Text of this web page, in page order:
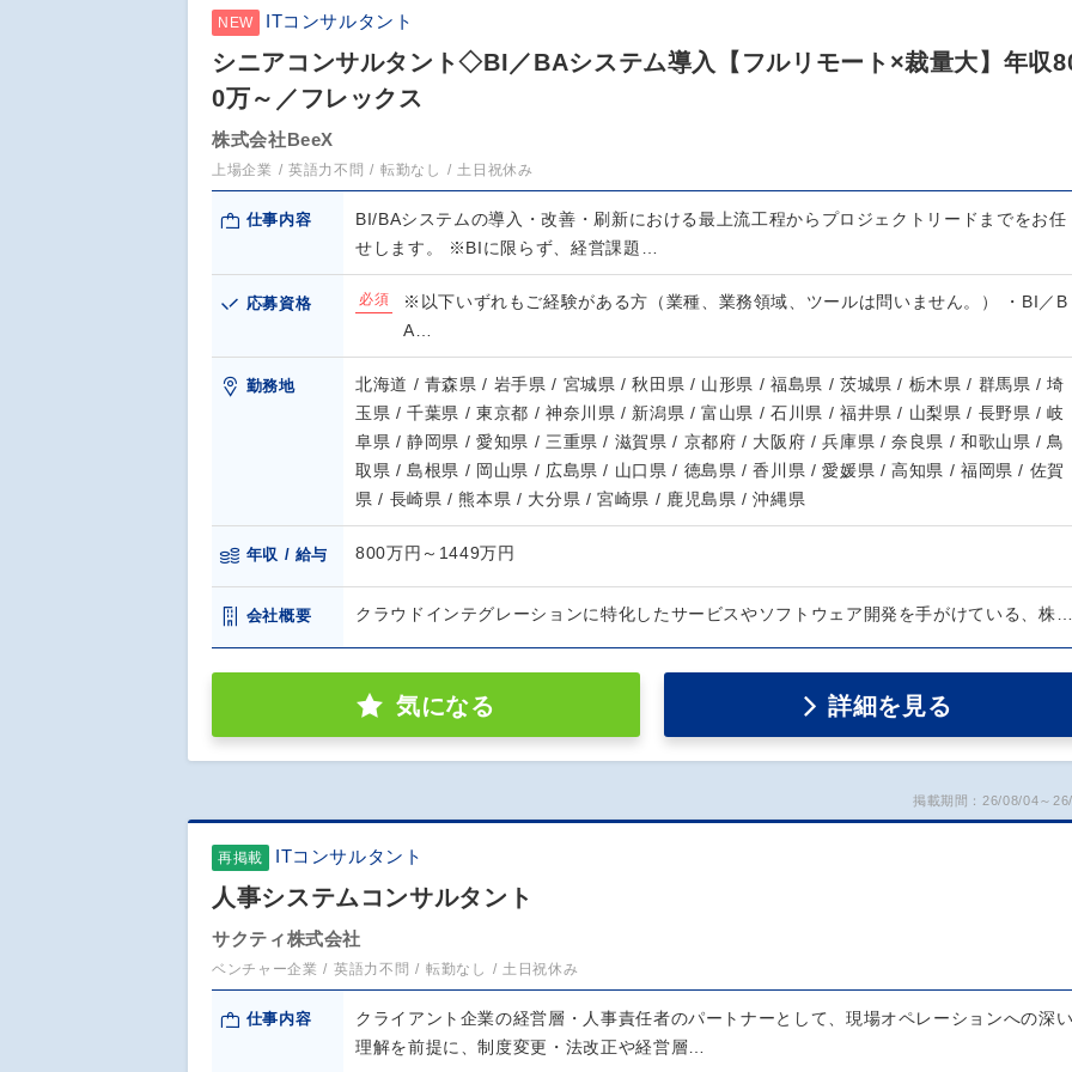
NEW ITコンサルタント
シニアコンサルタント◇BI／BAシステム導入【フルリモート×裁量大】年収
0万～／フレックス
株式会社BeeX
上場企業 英語力不問 転勤なし 土日祝休み
仕事内容
BI/BAシステムの導入・改善・刷新における最上流工程からプロジェクトリードまでをお任
せします。 ※BIに限らず、経営課題…
応募資格 必須
※以下いずれもご経験がある方（業種、業務領域、ツールは問いません。） ・BI／B
A…
勤務地
北海道 / 青森県 / 岩手県 / 宮城県 / 秋田県 / 山形県 / 福島県 / 茨城県 / 栃木県 / 群馬県 / 埼
玉県 / 千葉県 / 東京都 / 神奈川県 / 新潟県 / 富山県 / 石川県 / 福井県 / 山梨県 / 長野県 / 岐
阜県 / 静岡県 / 愛知県 / 三重県 / 滋賀県 / 京都府 / 大阪府 / 兵庫県 / 奈良県 / 和歌山県 / 鳥
取県 / 島根県 / 岡山県 / 広島県 / 山口県 / 徳島県 / 香川県 / 愛媛県 / 高知県 / 福岡県 / 佐賀
県 / 長崎県 / 熊本県 / 大分県 / 宮崎県 / 鹿児島県 / 沖縄県
年収 / 給与 800万円～1449万円
会社概要 クラウドインテグレーションに特化したサービスやソフトウェア開発を手がけている、株
気になる 詳細を見る
掲載期間：26/08/04～
再掲載 ITコンサルタント
人事システムコンサルタント
サクティ株式会社
ベンチャー企業 英語力不問 転勤なし 土日祝休み
仕事内容
クライアント企業の経営層・人事責任者のパートナーとして、現場オペレーションへの深
理解を前提に、制度変更・法改正や経営層…